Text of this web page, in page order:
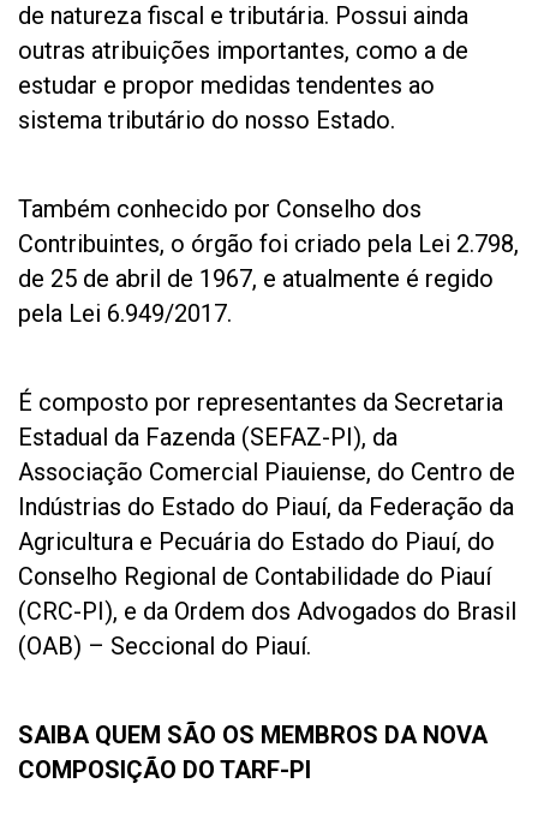
de natureza fiscal e tributária. Possui ainda
outras atribuições importantes, como a de
estudar e propor medidas tendentes ao
sistema tributário do nosso Estado.
Também conhecido por Conselho dos
Contribuintes, o órgão foi criado pela Lei 2.798,
de 25 de abril de 1967, e atualmente é regido
pela Lei 6.949/2017.
É composto por representantes da Secretaria
Estadual da Fazenda (SEFAZ-PI), da
Associação Comercial Piauiense, do Centro de
Indústrias do Estado do Piauí, da Federação da
Agricultura e Pecuária do Estado do Piauí, do
Conselho Regional de Contabilidade do Piauí
(CRC-PI), e da Ordem dos Advogados do Brasil
(OAB) – Seccional do Piauí.
SAIBA QUEM SÃO OS MEMBROS DA NOVA
COMPOSIÇÃO DO TARF-PI